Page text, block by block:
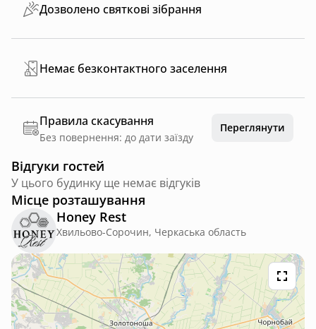
Дозволено святкові зібрання
Немає безконтактного заселення
Правила скасування
Без повернення: до дати заїзду
Переглянути
Відгуки гостей
У цього будинку ще немає відгуків
Місце розташування
Honey Rest
Хвильово-Сорочин, Черкаська область